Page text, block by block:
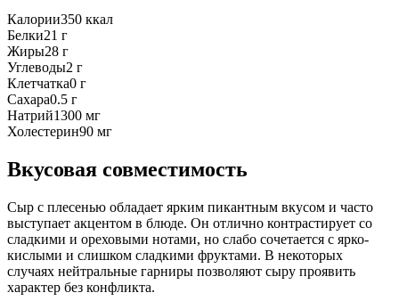
Калории350 ккал
Белки21 г
Жиры28 г
Углеводы2 г
Клетчатка0 г
Сахара0.5 г
Натрий1300 мг
Холестерин90 мг
Вкусовая совместимость
Сыр с плесенью обладает ярким пикантным вкусом и часто
выступает акцентом в блюде. Он отлично контрастирует со
сладкими и ореховыми нотами, но слабо сочетается с ярко-
кислыми и слишком сладкими фруктами. В некоторых
случаях нейтральные гарниры позволяют сыру проявить
характер без конфликта.